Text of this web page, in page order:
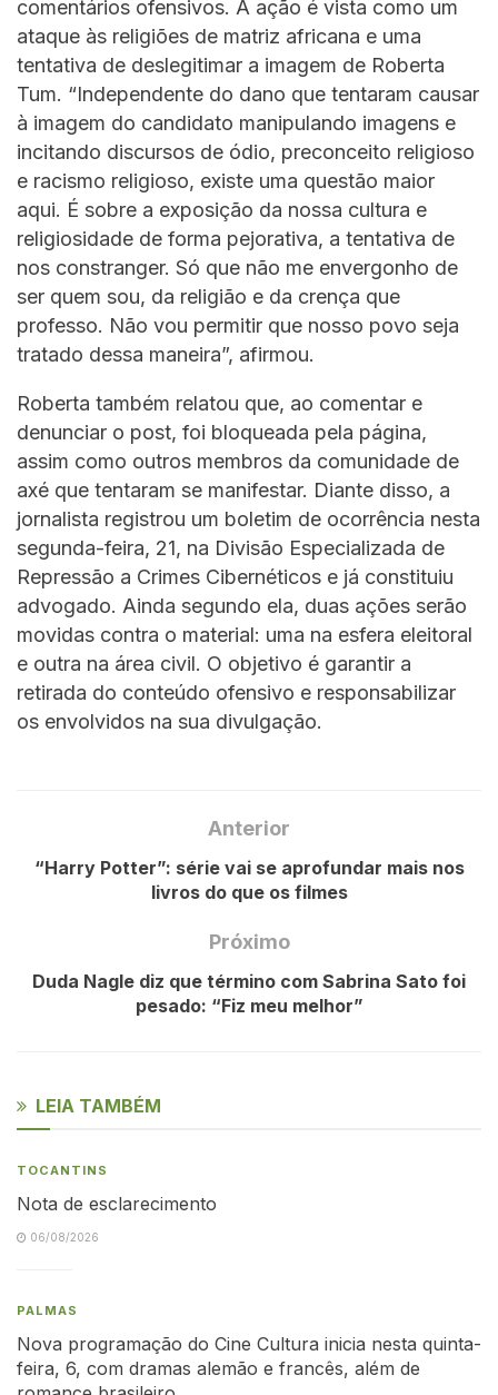
comentários ofensivos. A ação é vista como um
ataque às religiões de matriz africana e uma
tentativa de deslegitimar a imagem de Roberta
Tum. “Independente do dano que tentaram causar
à imagem do candidato manipulando imagens e
incitando discursos de ódio, preconceito religioso
e racismo religioso, existe uma questão maior
aqui. É sobre a exposição da nossa cultura e
religiosidade de forma pejorativa, a tentativa de
nos constranger. Só que não me envergonho de
ser quem sou, da religião e da crença que
professo. Não vou permitir que nosso povo seja
tratado dessa maneira”, afirmou.
Roberta também relatou que, ao comentar e
denunciar o post, foi bloqueada pela página,
assim como outros membros da comunidade de
axé que tentaram se manifestar. Diante disso, a
jornalista registrou um boletim de ocorrência nesta
segunda-feira, 21, na Divisão Especializada de
Repressão a Crimes Cibernéticos e já constituiu
advogado. Ainda segundo ela, duas ações serão
movidas contra o material: uma na esfera eleitoral
e outra na área civil. O objetivo é garantir a
retirada do conteúdo ofensivo e responsabilizar
os envolvidos na sua divulgação.
Anterior
“Harry Potter”: série vai se aprofundar mais nos
livros do que os filmes
Próximo
Duda Nagle diz que término com Sabrina Sato foi
pesado: “Fiz meu melhor”
LEIA TAMBÉM
TOCANTINS
Nota de esclarecimento
06/08/2026
PALMAS
Nova programação do Cine Cultura inicia nesta quinta-
feira, 6, com dramas alemão e francês, além de